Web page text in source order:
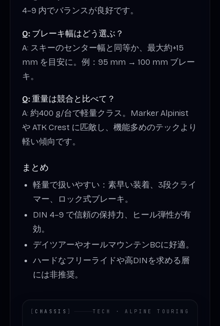
4–9 内でバランスが良好です。
Q: ブレーキ幅はどう選ぶ？
A: スキーのセンター幅と同等か、最大約+15
mm を目安に。例：95 mm → 100 mm ブレー
キ。
Q: 重量は競合と比べて？
A: 約400 g/台で軽量クラス。Marker Alpinist
や ATK Crest に匹敵し、機能多めのテックより
軽い傾向です。
まとめ
軽量で扱いやすい：素早い装着、3段クライ
マー、ロック式ブレーキ。
DIN 4–9 で信頼の保持力、ヒール弾性が有
効。
デイツアーやオールマウンテンBCに好適。
ハードなフリーライドや高DINを求める層
には非推奨。
[ CHASSIS ] TECH · ALPINE TOURING